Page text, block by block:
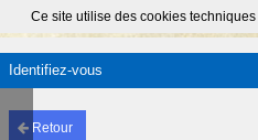
Ce site utilise des cookies
Identifiez-vous
Retour